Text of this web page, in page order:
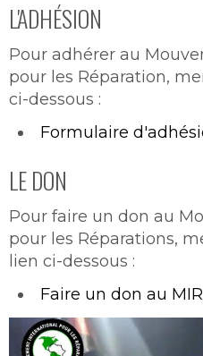
L'ADHÉSION
Pour adhérer au
pour les Réparation,
ci-dessous :
Formulaire
LE DON
Pour faire un don au
pour les Réparations,
lien ci-dessous :
Faire un don au MIR